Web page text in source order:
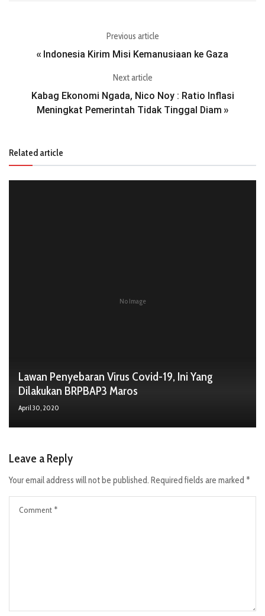
Previous article
« Indonesia Kirim Misi Kemanusiaan ke Gaza
Next article
Kabag Ekonomi Ngada, Nico Noy : Ratio Inflasi
Meningkat Pemerintah Tidak Tinggal Diam »
Related article
No Image
Lawan Penyebaran Virus Covid-19, Ini Yang
Dilakukan BRPBAP3 Maros
April 30, 2020
Leave a Reply
Your email address will not be published. Required fields are marked *